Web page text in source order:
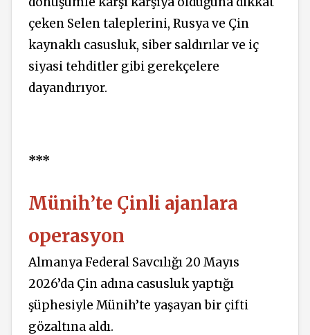
çeken Selen taleplerini, Rusya ve Çin
kaynaklı casusluk, siber saldırılar ve iç
siyasi tehditler gibi gerekçelere
dayandırıyor.
***
Münih’te Çinli ajanlara
operasyon
Almanya Federal Savcılığı 20 Mayıs
2026’da Çin adına casusluk yaptığı
şüphesiyle Münih’te yaşayan bir çifti
gözaltına aldı.